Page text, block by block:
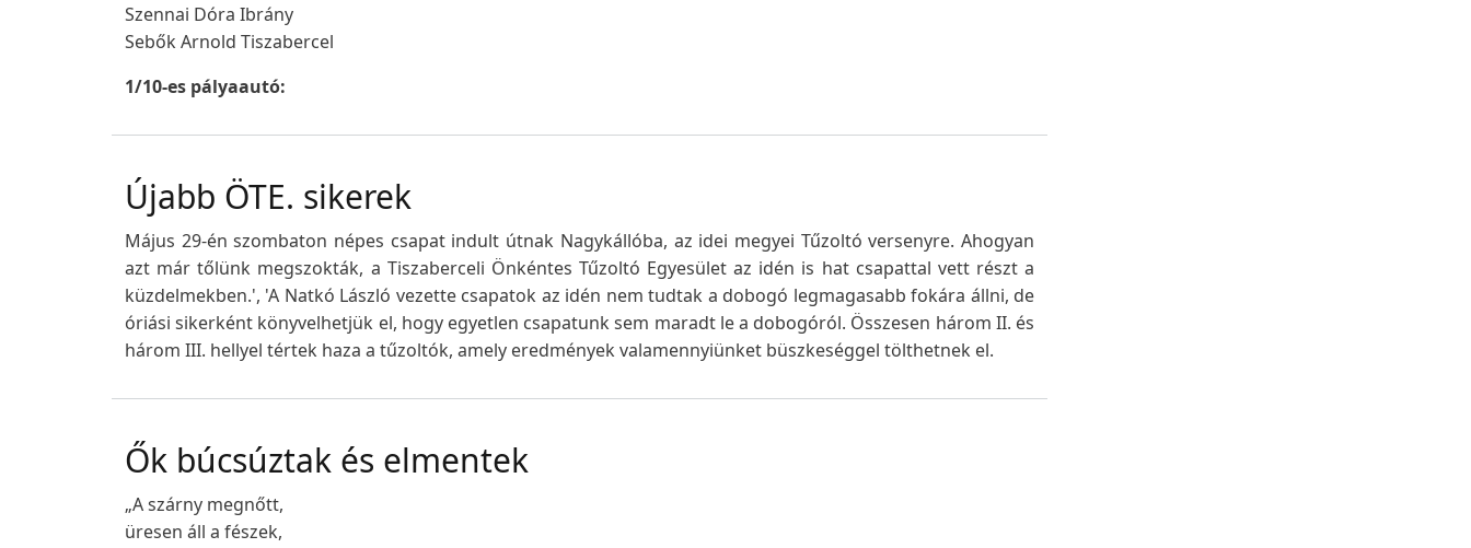
Szennai Dóra Ibrány
Sebők Arnold Tiszabercel
1/10-es pályaautó:
Újabb ÖTE. sikerek
Május 29-én szombaton népes csapat indult útnak Nagykállóba, az idei megyei Tűzoltó versenyre. Ahogyan
azt már tőlünk megszokták, a Tiszaberceli Önkéntes Tűzoltó Egyesület az idén is hat csapattal vett részt a
küzdelmekben.', 'A Natkó László vezette csapatok az idén nem tudtak a dobogó legmagasabb fokára állni, de
óriási sikerként könyvelhetjük el, hogy egyetlen csapatunk sem maradt le a dobogóról. Összesen három II. és
három III. hellyel tértek haza a tűzoltók, amely eredmények valamennyiünket büszkeséggel tölthetnek el.
Ők búcsúztak és elmentek
„A szárny megnőtt,
üresen áll a fészek,